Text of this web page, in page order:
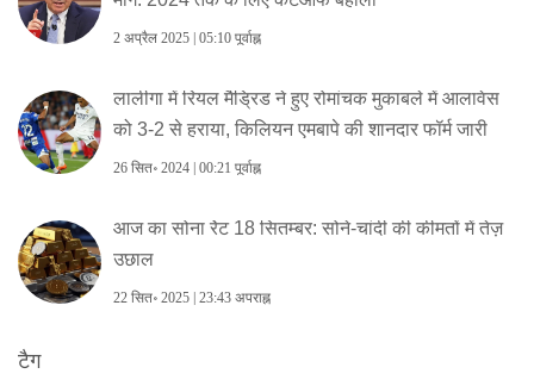
2 अप्रैल 2025 | 05:10 पूर्वाह्न
लालीगा में रियल मैड्रिड ने हुए रोमांचक मुकाबले में आलावेस
को 3-2 से हराया, किलियन एमबापे की शानदार फॉर्म जारी
26 सित॰ 2024 | 00:21 पूर्वाह्न
आज का सोना रेेट 18 सितम्बर: सोने-चांदी की कीमतों में तेज़
उछाल
22 सित॰ 2025 | 23:43 अपराह्न
टैग